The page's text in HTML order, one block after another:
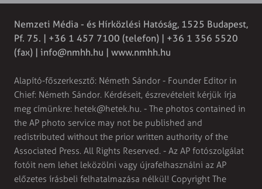
Nemzeti Média - és Hírközlési Hatóság, 1525 Budapest,
Pf. 75. | +36 1 457 7100 (telefon) | +36 1 356 5520
(fax) | info@nmhh.hu | www.nmhh.hu
Alapító-főszerkesztő: Németh Sándor - Founder Editor in
Chief: Németh Sándor. Kérdéseit, észrevételeit kérjük írja
meg címünkre: hetek@hetek.hu. - The photos contained in
the AP photo service may not be published and
redistributed without the prior written authority of the
Associated Press. All Rights Reserved. - Az AP fotószolgálat
fotóit nem lehet leközölni vagy újrafelhasználni az AP
előzetes írásbeli felhatalmazása nélkül! Copyright The